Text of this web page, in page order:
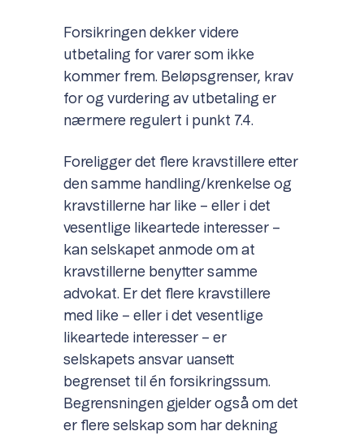
Forsikringen dekker videre
utbetaling for varer som ikke
kommer frem. Beløpsgrenser, krav
for og vurdering av utbetaling er
nærmere regulert i punkt 7.4.
Foreligger det flere kravstillere etter
den samme handling/krenkelse og
kravstillerne har like – eller i det
vesentlige likeartede interesser –
kan selskapet anmode om at
kravstillerne benytter samme
advokat. Er det flere kravstillere
med like – eller i det vesentlige
likeartede interesser – er
selskapets ansvar uansett
begrenset til én forsikringssum.
Begrensningen gjelder også om det
er flere selskap som har dekning